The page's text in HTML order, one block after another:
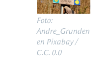
Foto:
Andre_Grunden
en Pixabay /
C.C. 0.0